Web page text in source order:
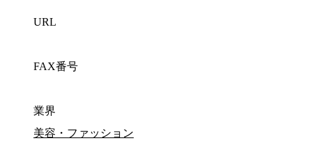
URL
FAX番号
業界
美容・ファッション